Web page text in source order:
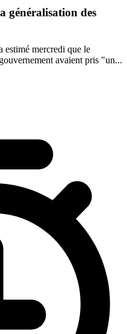
généralisation des
mercredi que le
avaient pris "un...